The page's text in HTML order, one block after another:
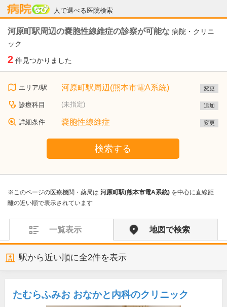
人で選べる医院検索
病院なび
河原町駅周辺の嚢胞性線維症の診察が可能な 病院・クリニ
ック
2 件見つかりました
エリア/駅 河原町駅周辺(熊本市電A系統) 変更
診療科目 (未指定) 追加
詳細条件 嚢胞性線維症 変更
検索する
※このページの医療機関・薬局は 河原町駅(熊本市電A系統) を中心に直線距
離の近い順で表示されています
一覧表示 地図で検索
駅から近い順に全2件を表示
たむらふみお おなかと内科のクリニック